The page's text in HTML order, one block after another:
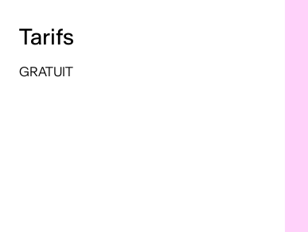
Tarifs
GRATUIT